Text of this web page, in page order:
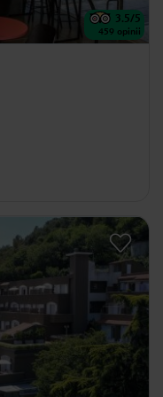
3.5/5
459 opinii